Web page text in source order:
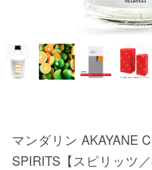
マンダリン AKAYANE
SPIRITS【スピリッツ／